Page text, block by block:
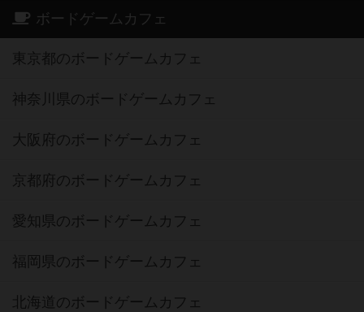
ボードゲームカフェ
東京都のボードゲームカフェ
神奈川県のボードゲームカフェ
大阪府のボードゲームカフェ
京都府のボードゲームカフェ
愛知県のボードゲームカフェ
福岡県のボードゲームカフェ
北海道のボードゲームカフェ